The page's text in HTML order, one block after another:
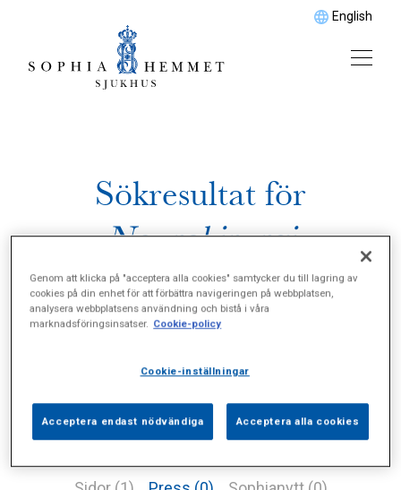
English
Sökresultat för
Neurokirurgi
Genom att klicka på "acceptera alla cookies" samtycker du till lagring av
cookies på din enhet för att förbättra navigeringen på webbplatsen,
analysera webbplatsens användning och bistå i våra
marknadsföringsinsatser. Cookie-policy
Cookie-inställningar
Acceptera endast nödvändiga Acceptera alla cookies